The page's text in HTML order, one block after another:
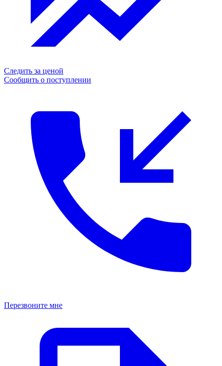
Следить за ценой
Сообщить о поступлении
Перезвоните мне